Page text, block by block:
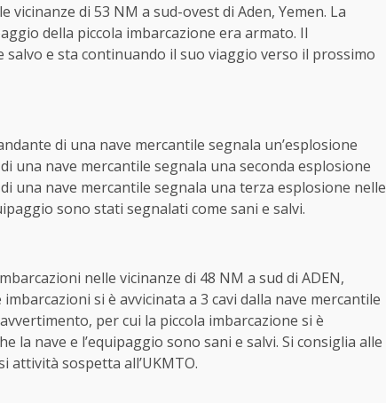
di 53 NM a sud-ovest di Aden, Yemen. La
della piccola imbarcazione era armato. Il
e sta continuando il suo viaggio verso il prossimo
di una nave mercantile segnala un’esplosione
una nave mercantile segnala una seconda esplosione
una nave mercantile segnala una terza esplosione nelle
sono stati segnalati come sani e salvi.
nelle vicinanze di 48 NM a sud di ADEN,
si è avvicinata a 3 cavi dalla nave mercantile
per cui la piccola imbarcazione si è
la nave e l’equipaggio sono sani e salvi. Si consiglia alle
attività sospetta all’UKMTO.